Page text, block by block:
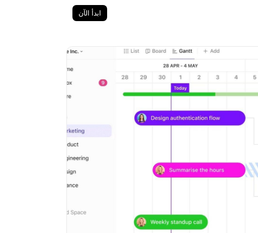
ابدأ الآن